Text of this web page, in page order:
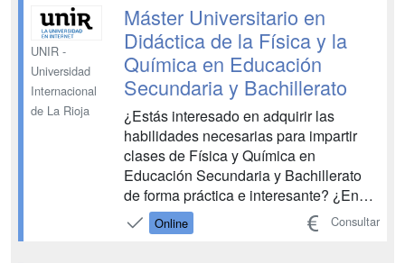
18 especialidades en las que formarte,
y en todas se aplic...
UNIR -
Universidad
Internacional
de La Rioja
Máster Universitario en
Didáctica de la Física y la
Química en Educación
Secundaria y Bachillerato
¿Estás interesado en adquirir las
habilidades necesarias para impartir
clases de Física y Química en
Educación Secundaria y Bachillerato
de forma práctica e interesante? ¿En
fomentar la curiosidad, el interés y el
pensamiento crítico de tus alumnos?
Online Consultar